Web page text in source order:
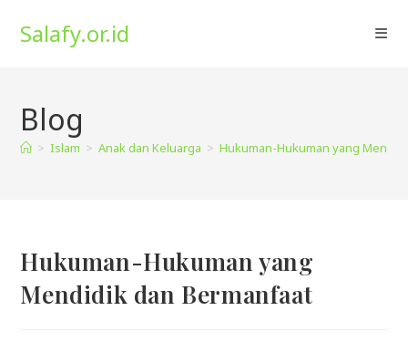
Salafy.or.id
Blog
> Islam > Anak dan Keluarga > Hukuman-Hukuman yang
Hukuman-Hukuman yang
Mendidik dan Bermanfaat